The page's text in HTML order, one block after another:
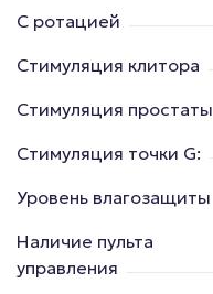
С ротацией
Стимуляция клитора
Стимуляция простаты
Стимуляция точки G:
Уровень влагозащиты
Наличие пульта
управления